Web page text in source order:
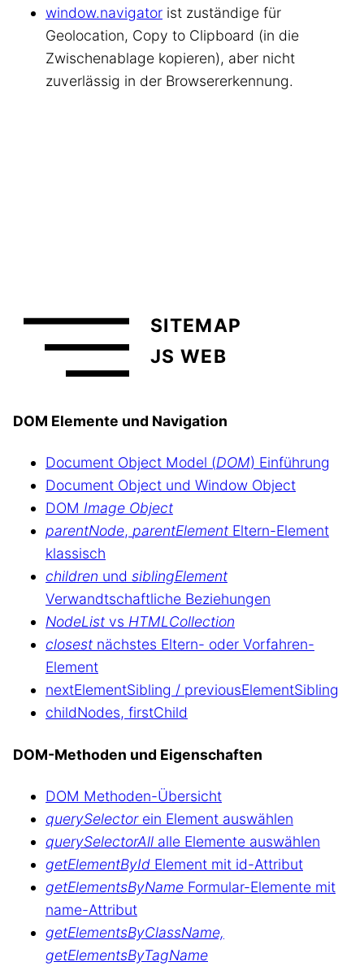
window.navigator ist zuständige für
Geolocation, Copy to Clipboard (in die
Zwischenablage kopieren), aber nicht
zuverlässig in der Browsererkennung.
SITEMAP
JS WEB
DOM Elemente und Navigation
Document Object Model (DOM) Einführung
Document Object und Window Object
DOM Image Object
parentNode, parentElement Eltern-Element
klassisch
children und siblingElement
Verwandtschaftliche Beziehungen
NodeList vs HTMLCollection
closest nächstes Eltern- oder Vorfahren-
Element
nextElementSibling / previousElementSibling
childNodes, firstChild
DOM-Methoden und Eigenschaften
DOM Methoden-Übersicht
querySelectorein Element auswählen
querySelectorAll alle Elemente auswählen
getElementById Element mit id-Attribut
getElementsByName Formular-Elemente mit
name-Attribut
getElementsByClassName,
getElementsByTagName